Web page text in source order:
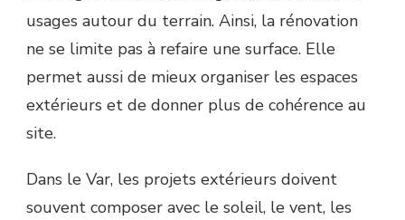
usages autour du terrain. Ainsi, la rénovation
ne se limite pas à refaire une surface. Elle
permet aussi de mieux organiser les espaces
extérieurs et de donner plus de cohérence au
site.
Dans le Var, les projets extérieurs doivent
souvent composer avec le soleil, le vent, les